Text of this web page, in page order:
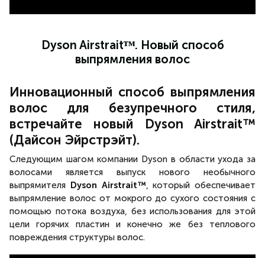
Dyson Airstraitᵀᴹ. Новый способ
выпрямления волос
Инновационный способ выпрямления
волос для безупречного стиля,
встречайте новый Dyson Airstrait™
(Дайсон Эйрстрэйт).
Следующим шагом компании Dyson в области ухода за
волосами является выпуск нового необычного
выпрямителя Dyson Airstrait™, который обеспечивает
выпрямление волос от мокрого до сухого состояния с
помощью потока воздуха, без использования для этой
цели горячих пластин и конечно же без теплового
повреждения структуры волос.